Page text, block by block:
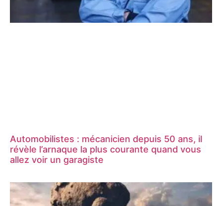
Automobilistes : mécanicien depuis 50 ans, il
révèle l’arnaque la plus courante quand vous
allez voir un garagiste